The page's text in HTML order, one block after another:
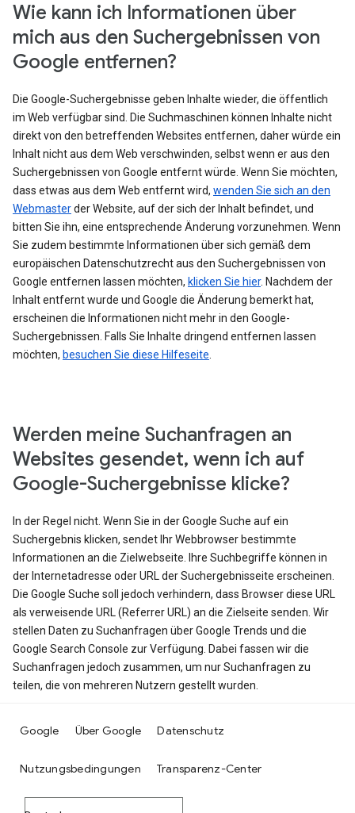
Wie kann ich Informationen über
mich aus den Suchergebnissen von
Google entfernen?
Die Google-Suchergebnisse geben Inhalte wieder, die öffentlich
im Web verfügbar sind. Die Suchmaschinen können Inhalte nicht
direkt von den betreffenden Websites entfernen, daher würde ein
Inhalt nicht aus dem Web verschwinden, selbst wenn er aus den
Suchergebnissen von Google entfernt würde. Wenn Sie möchten,
dass etwas aus dem Web entfernt wird, wenden Sie sich an den
Webmasterder Website, auf der sich der Inhalt befindet, und
bitten Sie ihn, eine entsprechende Änderung vorzunehmen. Wenn
Sie zudem bestimmte Informationen über sich gemäß dem
europäischen Datenschutzrecht aus den Suchergebnissen von
Google entfernen lassen möchten, klicken Sie hier. Nachdem der
Inhalt entfernt wurde und Google die Änderung bemerkt hat,
erscheinen die Informationen nicht mehr in den Google-
Suchergebnissen. Falls Sie Inhalte dringend entfernen lassen
möchten, besuchen Sie diese Hilfeseite
Werden meine Suchanfragen an
Websites gesendet, wenn ich auf
Google-Suchergebnisse klicke?
In der Regel nicht. Wenn Sie in der Google Suche auf ein
Suchergebnis klicken, sendet Ihr Webbrowser bestimmte
Informationen an die Zielwebseite. Ihre Suchbegriffe können in
der Internetadresse oder URL der Suchergebnisseite erscheinen.
Die Google Suche soll jedoch verhindern, dass Browser diese URL
als verweisende URL (Referrer URL) an die Zielseite senden. Wir
stellen Daten zu Suchanfragen über Google Trends und die
Google Search Console zur Verfügung. Dabei fassen wir die
Suchanfragen jedoch zusammen, um nur Suchanfragen zu
teilen, die von mehreren Nutzern gestellt wurden.
Google Über Google Datenschutz
Nutzungsbedingungen Transparenz-Center